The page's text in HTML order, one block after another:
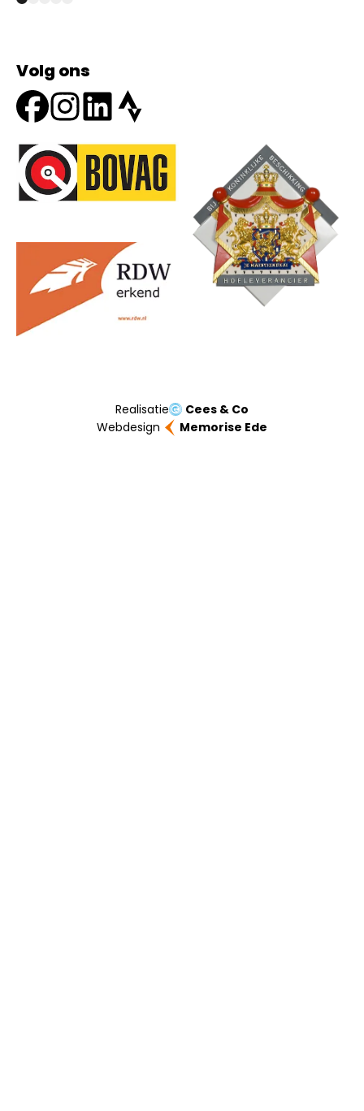
Volg ons
Onze partners
Realisatie
Cees & Co
Webdesign
Memorise Ede